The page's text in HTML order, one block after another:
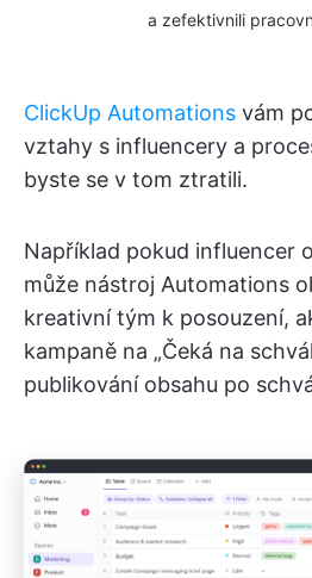
a zefektivnili
ClickUp Automations vám
vztahy s influencery a
byste se v tom ztratili.
Například pokud influencer
může nástroj Automations
kreativní tým k posouzení,
kampaně na „Čeká na
publikování obsahu po